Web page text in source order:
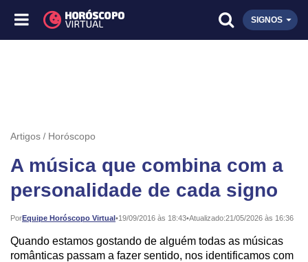
SIGNOS
Artigos Horóscopo
A música que combina com a
personalidade de cada signo
PorEquipe Horóscopo Virtual•
Publicado: 19/09/2016 às 18:43•Atualizado:21/05/2026 às 16:36
Quando estamos gostando de alguém todas as músicas
românticas passam a fazer sentido, nos identificamos com